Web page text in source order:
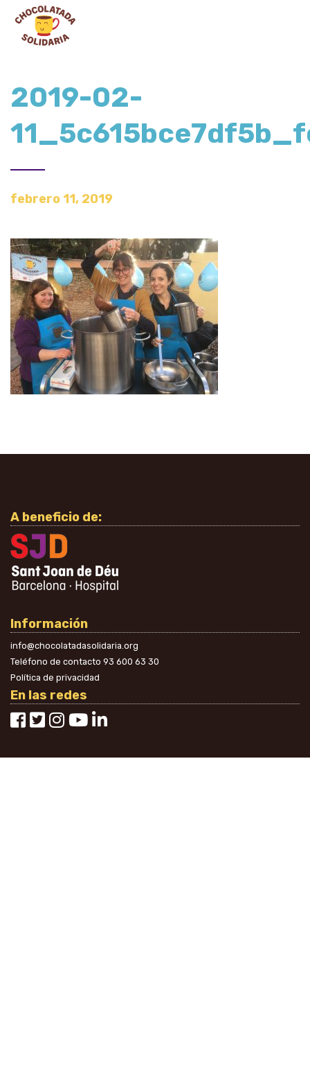
2019-02-
febrero 11, 2019
A beneficio de:
Información
info@chocolatadasolidaria.org
Teléfono de contacto 93 600 63 30
Política de privacidad
En las redes